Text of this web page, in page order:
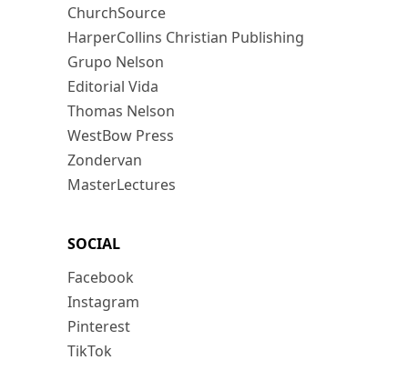
ChurchSource
HarperCollins Christian Publishing
Grupo Nelson
Editorial Vida
Thomas Nelson
WestBow Press
Zondervan
MasterLectures
SOCIAL
Facebook
Instagram
Pinterest
TikTok